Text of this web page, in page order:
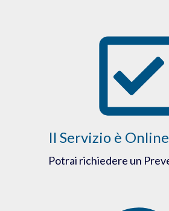
Il Servizio è
Potrai richiedere un